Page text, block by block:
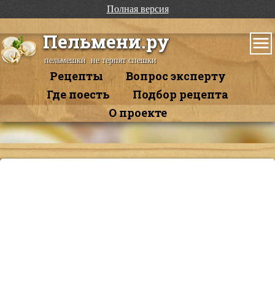
Полная версия
Пельмени.ру
пельмешки не терпят спешки
Рецепты
Вопрос эксперту
Где поесть
Подбор рецепта
О проекте